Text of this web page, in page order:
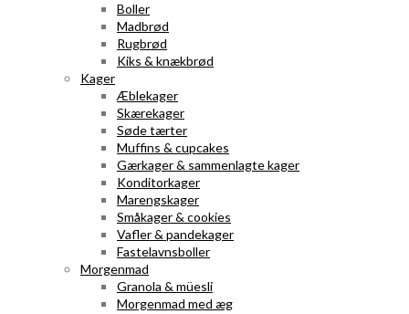
Boller
Madbrød
Rugbrød
Kiks & knækbrød
Kager
Æblekager
Skærekager
Søde tærter
Muffins & cupcakes
Gærkager & sammenlagte kager
Konditorkager
Marengskager
Småkager & cookies
Vafler & pandekager
Fastelavnsboller
Morgenmad
Granola & müesli
Morgenmad med æg